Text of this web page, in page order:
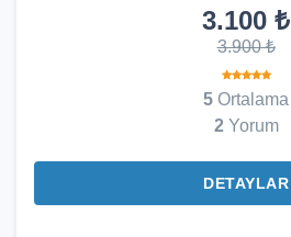
3.100 ₺
3.900 ₺
5 Ortalama
2Yorum
DETAYLAR